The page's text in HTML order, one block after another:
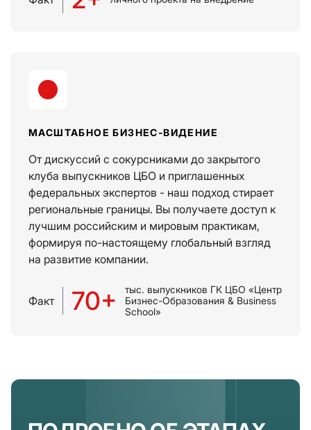
МАСШТАБНОЕ БИЗНЕС-ВИДЕНИЕ
От дискуссий с сокурсниками до закрытого
клуба выпускников ЦБО и приглашенных
федеральных экспертов - наш подход стирает
региональные границы. Вы получаете доступ к
лучшим российским и мировым практикам,
формируя по-настоящему глобальный взгляд
на развитие компании.
Факт 70+
тыс. выпускников ГК ЦБО «Центр
Бизнес-Образования & Business
School»